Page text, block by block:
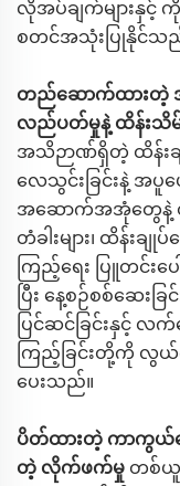
လိုအပ်ချက်များနှင့်
စတင်အသုံးပြုနိုင်သ
တည်ဆောက်ထားတဲ့
လည်ပတ်မှုနဲ့ ထိန်းသိမ်
အသိဉာဏ်ရှိတဲ့ ထိန်းချု
လေသွင်းခြင်းနဲ့ အပူ
အဆောက်အအုံတွေနဲ့
တံခါးများ၊ ထိန်းချု
ကြည့်ရေး ပြူတင်းပ
ပြီး နေ့စဉ်စစ်ဆေးခြင်
ပြင်ဆင်ခြင်းနှင့် လ
ကြည့်ခြင်းတို့ကို လွယ်
ပေးသည်။
ပိတ်ထားတဲ့ ကာကွယ်ရေ
တဲ့ လိုက်ဖက်မှု တစ်ယူ